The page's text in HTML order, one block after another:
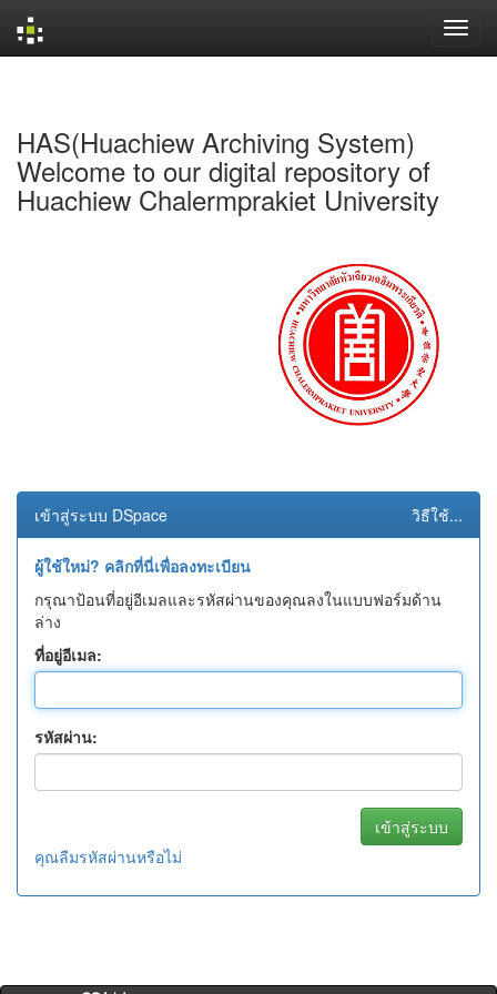
HAS(Huachiew Archiving System)
Welcome to our digital repository of
Huachiew Chalermprakiet University
เข้าสู่ระบบ DSpace วิธีใช้...
ผู้ใช้ใหม่? คลิกที่นี่เพื่อลงทะเบียน
กรุณาป้อนที่อยู่อีเมลและรหัสผ่านของคุณลงในแบบฟอร์มด้าน
ล่าง
ที่อยู่อีเมล:
รหัสผ่าน:
คุณลืมรหัสผ่านหรือไม่